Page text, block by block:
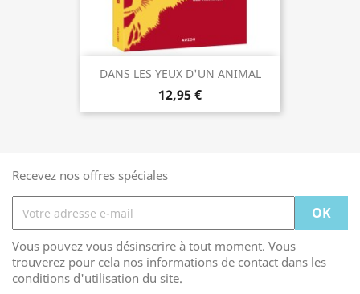
DANS LES YEUX D'UN ANIMAL
12,95 €
Recevez nos offres spéciales
Vous pouvez vous désinscrire à tout moment. Vous
trouverez pour cela nos informations de contact dans les
conditions d'utilisation du site.